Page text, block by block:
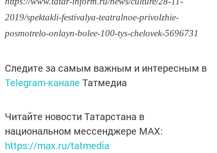
2019/spektakli-festivalya-teatralnoe-privolzhie-
posmotrelo-onlayn-bolee-100-tys-chelovek-5696731
Следите за самым важным и интересным в
Telegram-канале Татмедиа
Читайте новости Татарстана в
национальном мессенджере MАХ:
https://max.ru/tatmedia